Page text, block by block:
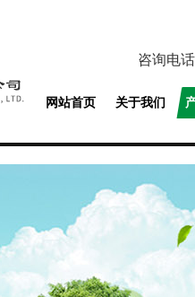
咨询电
网站首页 关于我们